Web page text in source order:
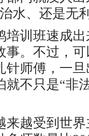
水、还是无
训班速成出
事。不过，
针师傅，一
就不只是“非
越受到世界